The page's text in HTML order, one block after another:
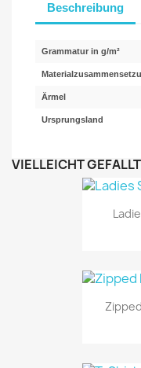
Beschreibung
Grammatur in g/m²
Ärmel
Ursprungsland
VIELLEICHT